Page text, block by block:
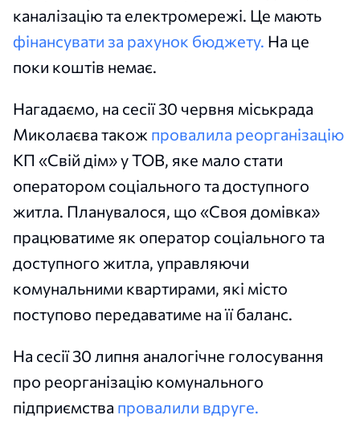
каналізацію та електромережі. Це мають
фінансувати за рахунок бюджету. На це
поки коштів немає.
Нагадаємо, на сесії 30 червня міськрада
Миколаєва також провалила реорганізацію
КП «Свій дім» у ТОВ, яке мало стати
оператором соціального та доступного
житла. Планувалося, що «Своя домівка»
працюватиме як оператор соціального та
доступного житла, управляючи
комунальними квартирами, які місто
поступово передаватиме на її баланс.
На сесії 30 липня аналогічне голосування
про реорганізацію комунального
підприємства провалили вдруге.